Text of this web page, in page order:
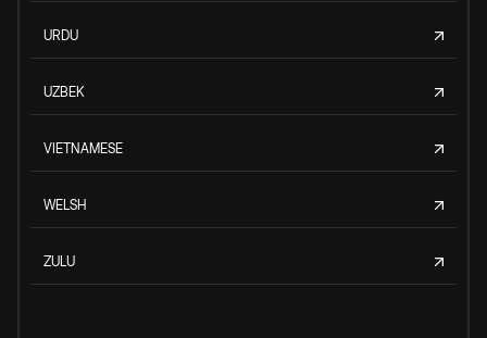
URDU
UZBEK
VIETNAMESE
WELSH
ZULU